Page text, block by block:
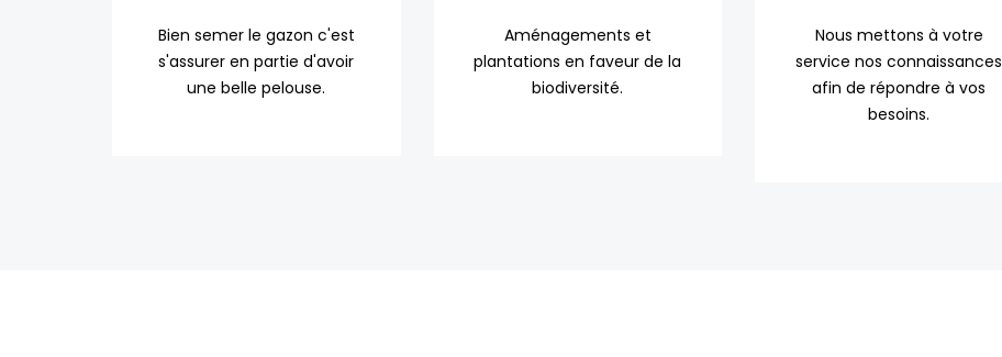
Bien semer le gazon c'est
s'assurer en partie d'avoir
une belle pelouse.
Aménagements et
plantations en faveur de la
biodiversité.
Nous mettons à votre
service nos connaissances
afin de répondre à vos
besoins.